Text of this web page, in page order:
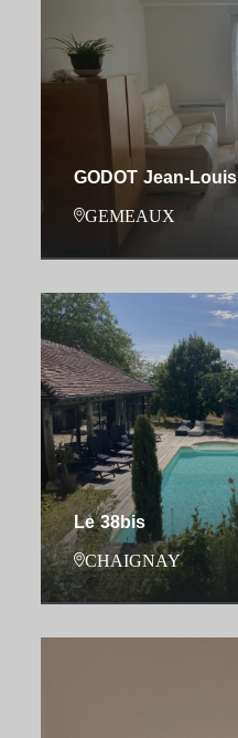
GODOT Jean-Louis
GEMEAUX
Le 38bis
CHAIGNAY